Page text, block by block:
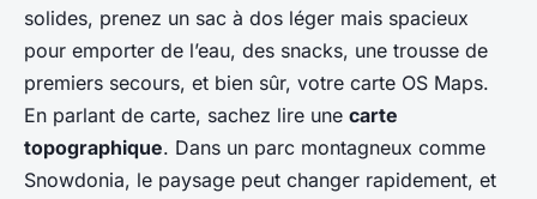
solides, prenez un sac à dos léger mais spacieux
pour emporter de l’eau, des snacks, une trousse de
premiers secours, et bien sûr, votre carte OS Maps.
En parlant de carte, sachez lire une carte
topographique. Dans un parc montagneux comme
Snowdonia, le paysage peut changer rapidement, et